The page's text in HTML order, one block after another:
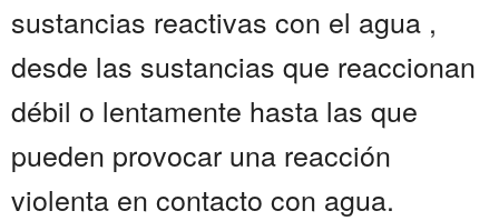
sustancias reactivas con el agua ,
desde las sustancias que reaccionan
débil o lentamente hasta las que
pueden provocar una reacción
violenta en contacto con agua.